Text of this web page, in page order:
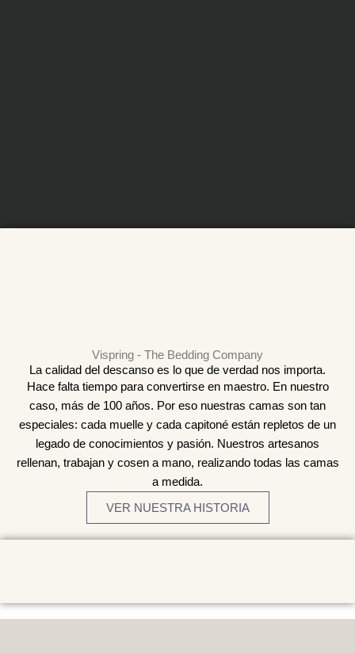
Vispring - The Bedding Company
La calidad del descanso es lo que de verdad nos importa.
Hace falta tiempo para convertirse en maestro. En nuestro
caso, más de 100 años. Por eso nuestras camas son tan
especiales: cada muelle y cada capitoné están repletos de un
legado de conocimientos y pasión. Nuestros artesanos
rellenan, trabajan y cosen a mano, realizando todas las camas
a medida.
VER NUESTRA HISTORIA